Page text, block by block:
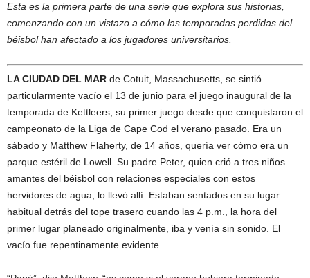
Esta es la primera parte de una serie que explora sus historias,
comenzando con un vistazo a cómo las temporadas perdidas del
béisbol han afectado a los jugadores universitarios.
LA CIUDAD DEL MAR de Cotuit, Massachusetts, se sintió
particularmente vacío el 13 de junio para el juego inaugural de la
temporada de Kettleers, su primer juego desde que conquistaron el
campeonato de la Liga de Cape Cod el verano pasado. Era un
sábado y Matthew Flaherty, de 14 años, quería ver cómo era un
parque estéril de Lowell. Su padre Peter, quien crió a tres niños
amantes del béisbol con relaciones especiales con estos
hervidores de agua, lo llevó allí. Estaban sentados en su lugar
habitual detrás del tope trasero cuando las 4 p.m., la hora del
primer lugar planeado originalmente, iba y venía sin sonido. El
vacío fue repentinamente evidente.